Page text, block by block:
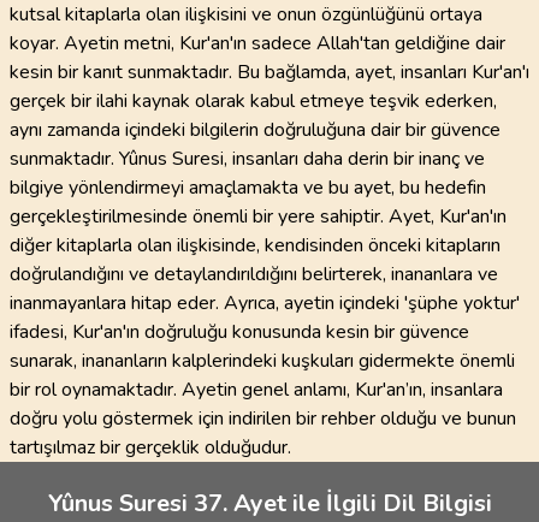
kutsal kitaplarla olan ilişkisini ve onun özgünlüğünü ortaya
koyar. Ayetin metni, Kur'an'ın sadece Allah'tan geldiğine dair
kesin bir kanıt sunmaktadır. Bu bağlamda, ayet, insanları Kur'an'ı
gerçek bir ilahi kaynak olarak kabul etmeye teşvik ederken,
aynı zamanda içindeki bilgilerin doğruluğuna dair bir güvence
sunmaktadır. Yûnus Suresi, insanları daha derin bir inanç ve
bilgiye yönlendirmeyi amaçlamakta ve bu ayet, bu hedefin
gerçekleştirilmesinde önemli bir yere sahiptir. Ayet, Kur'an'ın
diğer kitaplarla olan ilişkisinde, kendisinden önceki kitapların
doğrulandığını ve detaylandırıldığını belirterek, inananlara ve
inanmayanlara hitap eder. Ayrıca, ayetin içindeki 'şüphe yoktur'
ifadesi, Kur'an'ın doğruluğu konusunda kesin bir güvence
sunarak, inananların kalplerindeki kuşkuları gidermekte önemli
bir rol oynamaktadır. Ayetin genel anlamı, Kur'an’ın, insanlara
doğru yolu göstermek için indirilen bir rehber olduğu ve bunun
tartışılmaz bir gerçeklik olduğudur.
Yûnus Suresi 37. Ayet ile İlgili Dil Bilgisi